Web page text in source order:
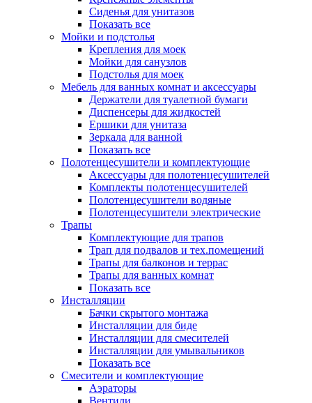
Сиденья для унитазов
Показать все
Мойки и подстолья
Крепления для моек
Мойки для санузлов
Подстолья для моек
Мебель для ванных комнат и аксессуары
Держатели для туалетной бумаги
Диспенсеры для жидкостей
Ершики для унитаза
Зеркала для ванной
Показать все
Полотенцесушители и комплектующие
Аксессуары для полотенцесушителей
Комплекты полотенцесушителей
Полотенцесушители водяные
Полотенцесушители электрические
Трапы
Комплектующие для трапов
Трап для подвалов и тех.помещений
Трапы для балконов и террас
Трапы для ванных комнат
Показать все
Инсталляции
Бачки скрытого монтажа
Инсталляции для биде
Инсталляции для смесителей
Инсталляции для умывальников
Показать все
Смесители и комплектующие
Аэраторы
Вентили